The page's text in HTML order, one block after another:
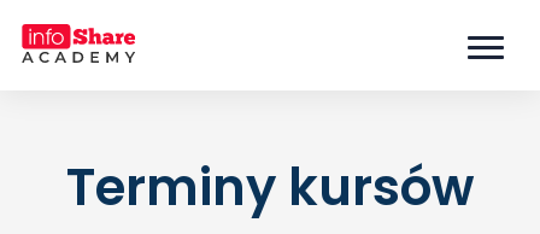
Terminy kursów